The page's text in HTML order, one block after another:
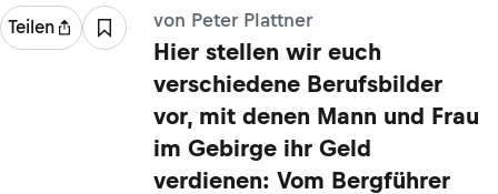
Teilen von Peter Plattner
Hier stellen wir euch
verschiedene Berufsbilder
vor, mit denen Mann und Frau
im Gebirge ihr Geld
verdienen: Vom Bergführer